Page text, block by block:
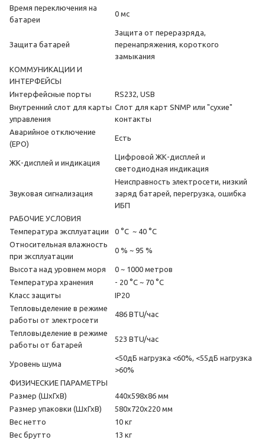
Время переключения на
батареи
0 мс
Защита батарей
Защита от переразряда,
перенапряжения, короткого
замыкания
КОММУНИКАЦИИ И
ИНТЕРФЕЙСЫ
Интерфейсные порты
RS232, USB
Внутренний слот для карты
управления
Слот для карт SNMP или "сухие"
контакты
Аварийное отключение
(EPO)
Есть
ЖК-дисплей и индикация
Цифровой ЖК-дисплей и
светодиодная индикация
Звуковая сигнализация
Неисправность электросети, низкий
заряд батарей, перегрузка, ошибка
ИБП
РАБОЧИЕ УСЛОВИЯ
Температура эксплуатации
0 °С ~ 40 °С
Относительная влажность
при эксплуатации
0 % ~ 95 %
Высота над уровнем моря
0 ~ 1000 метров
Температура хранения
- 20 °С ~ 70 °С
Класс защиты
IP20
Тепловыделение в режиме
работы от электросети
486 BTU/час
Тепловыделение в режиме
работы от батарей
523 BTU/час
Уровень шума
<50дБ нагрузка <60%, <55дБ нагрузка
>60%
ФИЗИЧЕСКИЕ ПАРАМЕТРЫ
Размер (ШхГхВ)
440х598х86 мм
Размер упаковки (ШхГхВ)
580х720х220 мм
Вес нетто
10 кг
Вес брутто
13 кг